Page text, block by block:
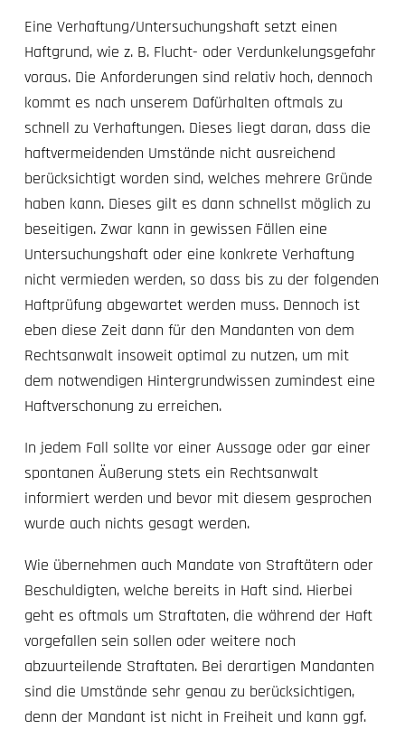
Eine Verhaftung/Untersuchungshaft setzt einen
Haftgrund, wie z. B. Flucht- oder Verdunkelungsgefahr
voraus. Die Anforderungen sind relativ hoch, dennoch
kommt es nach unserem Dafürhalten oftmals zu
schnell zu Verhaftungen. Dieses liegt daran, dass die
haftvermeidenden Umstände nicht ausreichend
berücksichtigt worden sind, welches mehrere Gründe
haben kann. Dieses gilt es dann schnellst möglich zu
beseitigen. Zwar kann in gewissen Fällen eine
Untersuchungshaft oder eine konkrete Verhaftung
nicht vermieden werden, so dass bis zu der folgenden
Haftprüfung abgewartet werden muss. Dennoch ist
eben diese Zeit dann für den Mandanten von dem
Rechtsanwalt insoweit optimal zu nutzen, um mit
dem notwendigen Hintergrundwissen zumindest eine
Haftverschonung zu erreichen.
In jedem Fall sollte vor einer Aussage oder gar einer
spontanen Äußerung stets ein Rechtsanwalt
informiert werden und bevor mit diesem gesprochen
wurde auch nichts gesagt werden.
Wie übernehmen auch Mandate von Straftätern oder
Beschuldigten, welche bereits in Haft sind. Hierbei
geht es oftmals um Straftaten, die während der Haft
vorgefallen sein sollen oder weitere noch
abzuurteilende Straftaten. Bei derartigen Mandanten
sind die Umstände sehr genau zu berücksichtigen,
denn der Mandant ist nicht in Freiheit und kann ggf.